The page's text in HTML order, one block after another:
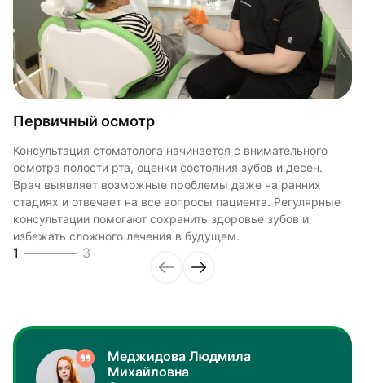
Первичный осмотр
Консультация стоматолога начинается с внимательного
осмотра полости рта, оценки состояния зубов и десен.
Врач выявляет возможные проблемы даже на ранних
стадиях и отвечает на все вопросы пациента. Регулярные
консультации помогают сохранить здоровье зубов и
избежать сложного лечения в будущем.
1 3
Диагностика и рекомендации
диагностику, оценивает состояние зубов, прикуса и
слизистой полости рта. После осмотра пациент получает
подробные рекомендации по уходу, профилактике и
дальнейшему лечению при необходимости.
2 3
План лечения
По результатам консультации стоматолог составляет
индивидуальный план лечения с учетом состояния зубов и
пожеланий пациента. Врач подробно объясняет этапы
лечения, сроки и возможные варианты восстановления
здоровья и эстетики улыбки.
3 3
Меджидова Людмила
Михайловна